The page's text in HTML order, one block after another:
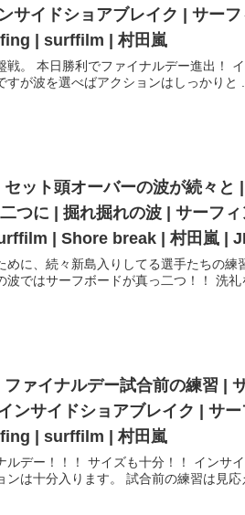
サイドショアブレイク | サーフ
| surffilm | 村田嵐
戦。 本日勝利でファイナルデー進出！
すが波を選べばアクションはしっかりと ...
セット頭オーバーの波が続々と
つに | 掘れ掘れの波 | サーフィ
| Shore break | 村田嵐 |
めに、続々新島入りしてる選手たちの練
波ではサーフボードが真っ二つ！！ 洗礼
ファイナルデー試合前の練習 |
ンサイドショアブレイク | サー
| surffilm | 村田嵐
ルデー！！！ サイズも十分！！ インサ
ンは十分入ります。 試合前の練習は見応